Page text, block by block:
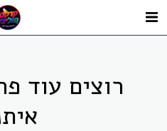
רוצים עוד